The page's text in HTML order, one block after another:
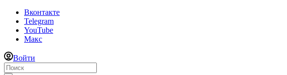
Вконтакте
Telegram
YouTube
Макс
Войти